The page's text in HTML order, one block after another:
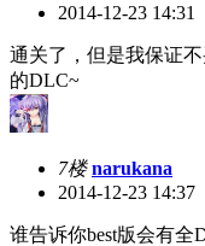
2014-12-23 14:31
通关了，但是我保证
的DLC~
7楼 narukana
2014-12-23 14:37
谁告诉你best版会有全